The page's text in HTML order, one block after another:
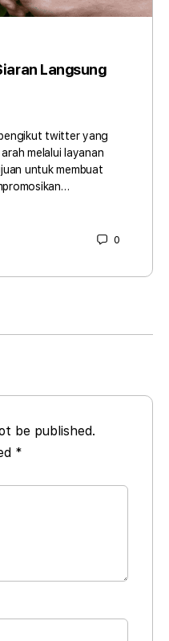
Langsung
twitter yang
melalui layanan
untuk membuat
0
be published.
*